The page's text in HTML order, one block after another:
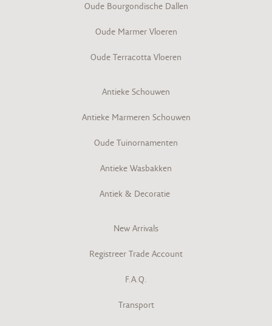
Oude Bourgondische Dallen
Oude Marmer Vloeren
Oude Terracotta Vloeren
Antieke Schouwen
Antieke Marmeren Schouwen
Oude Tuinornamenten
Antieke Wasbakken
Antiek & Decoratie
New Arrivals
Registreer Trade Account
F.A.Q.
Transport